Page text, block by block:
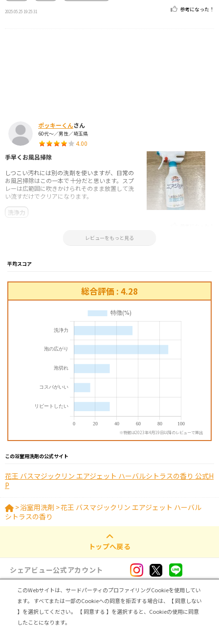
2025.05.25 19:25:31 参考になった！
ポッキーくんさん
60代～／男性／埼玉県
4.00
手早くお風呂掃除
しつこい汚れには別の洗剤を使いますが、日常の
お風呂掃除はこの一本で十分だと思います。スプ
レーは広範囲に吹きかけられそのまま放置して洗
い流すだけでクリアになります。
洗浄力
レビューをもっと見る
平均スコア
総合評価 : 4.28
※特徴は2023年4月19日以降のレビューで算出
この浴室用洗剤の公式サイト
花王 バスマジックリン エアジェット ハーバルシトラスの香り 公式H
P
>浴室用洗剤 >花王 バスマジックリン エアジェット ハーバル
シトラスの香り
トップへ戻る
シェアビュー公式アカウント
ログイン・新規登録
トップ | シェアビューとは レビュアー向け シェアビューインタビュー | カテゴリ一覧
運営会社 | 個人情報の取扱いについて
このWebサイトは、サードパーティのプロファイリングCookieを使用してい
ます。
すべてまたは一部のCookieへの同意を拒否する場合は、【 同意しない
】を選択してください。
【 同意する 】を選択すると、Cookieの使用に同意
したことになります。